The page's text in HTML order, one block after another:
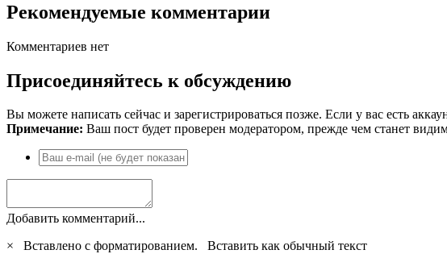
Рекомендуемые комментарии
Комментариев нет
Присоединяйтесь к обсуждению
Вы можете написать сейчас и зарегистрироваться позже. Если у вас есть
Примечание: Ваш пост будет проверен модератором, прежде чем станет
Добавить комментарий...
×
Вставлено с форматированием. Вставить как обычный текст